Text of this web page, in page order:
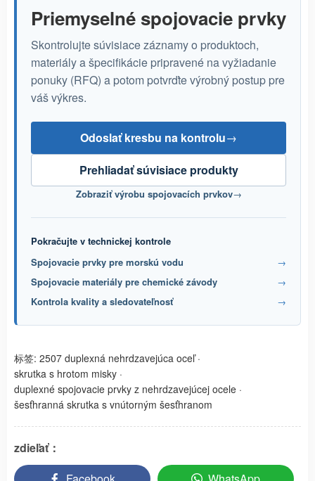
Priemyselné spojovacie prvky
Skontrolujte súvisiace záznamy o produktoch,
materiály a špecifikácie pripravené na vyžiadanie
ponuky (RFQ) a potom potvrďte výrobný postup pre
váš výkres.
Odoslať kresbu na kontrolu→
Prehliadať súvisiace produkty
Zobraziť výrobu spojovacích prvkov→
Pokračujte v technickej kontrole
Spojovacie prvky pre morskú vodu
→
Spojovacie materiály pre chemické závody
→
Kontrola kvality a sledovateľnosť
→
标签: 2507 duplexná nehrdzavejúca oceľ·
skrutka s hrotom misky ·
duplexné spojovacie prvky z nehrdzavejúcej ocele ·
šesťhranná skrutka s vnútorným šesťhranom
zdieľať：